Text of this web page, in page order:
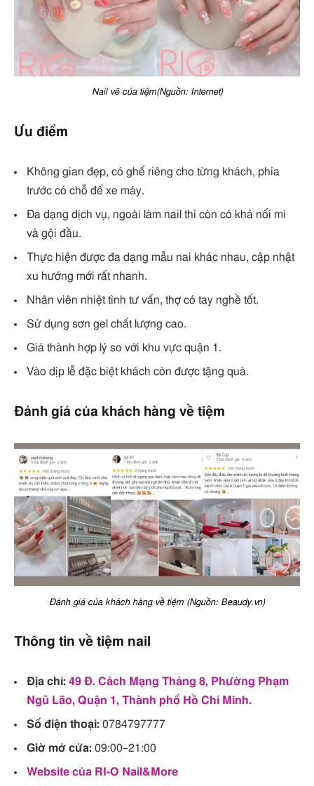
Nail vẽ của tiệm(Nguồn: Internet)
Ưu điểm
Không gian đẹp, có ghế riêng cho từng khách, phía
trước có chỗ để xe máy.
Đa dạng dịch vụ, ngoài làm nail thì còn có khả nối mi
và gội đầu.
Thực hiện được đa dạng mẫu nai khác nhau, cập nhật
xu hướng mới rất nhanh.
Nhân viên nhiệt tình tư vấn, thợ có tay nghề tốt.
Sử dụng sơn gel chất lượng cao.
Giá thành hợp lý so với khu vực quận 1.
Vào dịp lễ đặc biệt khách còn được tặng quà.
Đánh giá của khách hàng về tiệm
Đánh giá của khách hàng về tiệm (Nguồn: Beaudy.vn)
Thông tin về tiệm nail
Địa chỉ: 49 Đ. Cách Mạng Tháng 8, Phường Phạm
Ngũ Lão, Quận 1, Thành phố Hồ Chí Minh.
Số điện thoại: 0784797777
Giờ mở cửa: 09:00–21:00
Website của RI-O Nail&More